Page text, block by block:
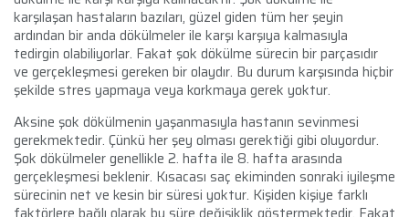
karşılaşan hastaların bazıları, güzel giden tüm her şeyin
ardından bir anda dökülmeler ile karşı karşıya kalmasıyla
tedirgin olabiliyorlar. Fakat şok dökülme sürecin bir parçasıdır
ve gerçekleşmesi gereken bir olaydır. Bu durum karşısında hiçbir
şekilde stres yapmaya veya korkmaya gerek yoktur.
Aksine şok dökülmenin yaşanmasıyla hastanın sevinmesi
gerekmektedir. Çünkü her şey olması gerektiği gibi oluyordur.
Şok dökülmeler genellikle 2. hafta ile 8. hafta arasında
gerçekleşmesi beklenir. Kısacası saç ekiminden sonraki iyileşme
sürecinin net ve kesin bir süresi yoktur. Kişiden kişiye farklı